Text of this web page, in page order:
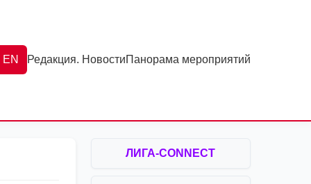
EN Редакция. НовостиПанорама мероприятий
ЛИГА-CONNECT